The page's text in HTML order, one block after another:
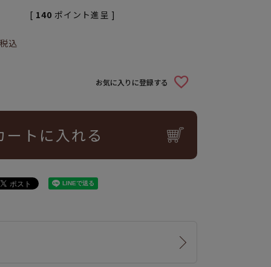
税込
[ 140 ポイント進呈 ]
お気に入りに登録する
ートに入れる